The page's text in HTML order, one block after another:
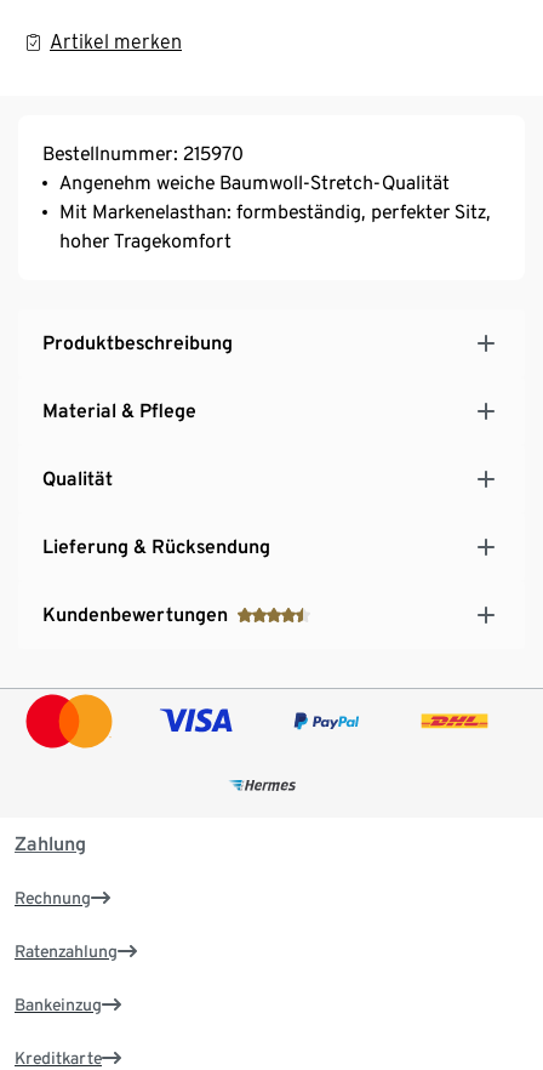
Artikel merken
Bestellnummer: 215970
Angenehm weiche Baumwoll-Stretch-Qualität
Mit Markenelasthan: formbeständig, perfekter Sitz,
hoher Tragekomfort
Produktbeschreibung
Material & Pflege
Qualität
Lieferung & Rücksendung
Kundenbewertungen
Zahlung
Rechnung
Ratenzahlung
Bankeinzug
Kreditkarte